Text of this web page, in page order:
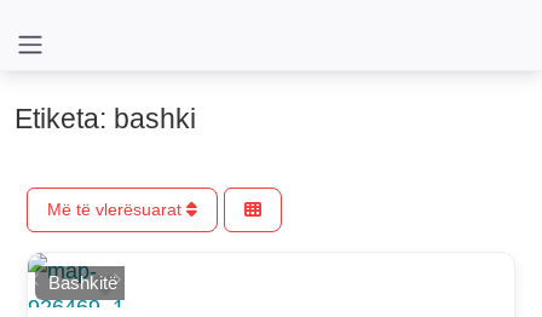
Etiketa: bashki
Më të vlerësuarat
Shtoje si të preferuar
Bashkitë
E mëparshme
Më Tej